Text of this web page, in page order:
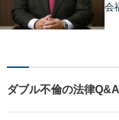
会
能
ダブル不倫の法律